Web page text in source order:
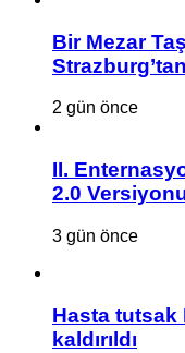
Bir Mezar
2 gün önce
II.
2.0
3 gün önce
Hasta tutsak
kaldırıldı